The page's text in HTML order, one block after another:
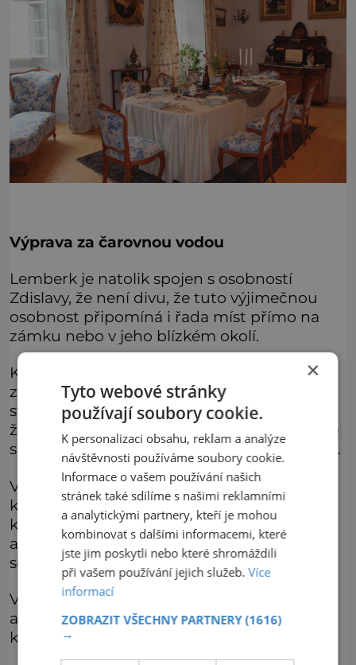
Výprava za čarovnou vodou
Lemberk je natolik spojen s osobností
Zdislavy, že není divu, že tuto výjimečnou
osobnost připomíná i řada míst přímo na
zámku nebo v jeho blízkém okolí.
Kvůli poutníkům byla už v 17. století na
zámku zřízena takzvaná Zdislavina
světnička, do níž se podle legendy svatá
žena uchylovala k rozjímání o samotě a jídlo
si nechávala podávat jen malou dírou ve zdi.
Vyjdeme-li ze zámku, můžeme se pak projít
ke Zdislavině studánce pod Zdislavinou
kaplí. Stojí u ní empírový gloriet z roku 1862
a ve vedlejší skále je vytesaný výklenek se
soškou.
Vodě ze studánky je připisována léčivá moc,
a právě tuto vodu prý Zdislava používala
k léčení nemocných.
×
Tyto webové stránky
používají soubory cookie.
K personalizaci obsahu, reklam a analýze
návštěvnosti používáme soubory cookie.
Informace o vašem používání našich
stránek také sdílíme s našimi reklamními
a analytickými partnery, kteří je mohou
kombinovat s dalšími informacemi, které
jste jim poskytli nebo které shromáždili
při vašem používání jejich služeb.Více
informací
ZOBRAZIT VŠECHNY PARTNERY(1616)
→